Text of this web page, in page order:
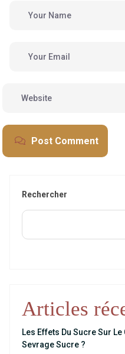
Post Comment
Rechercher
Articles
Les Effets Du Sucre Sur
Sevrage Sucre ?